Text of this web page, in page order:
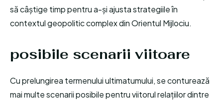
să câștige timp pentru a-și ajusta strategiile în
contextul geopolitic complex din Orientul Mijlociu.
posibile scenarii viitoare
Cu prelungirea termenului ultimatumului, se conturează
mai multe scenarii posibile pentru viitorul relațiilor dintre